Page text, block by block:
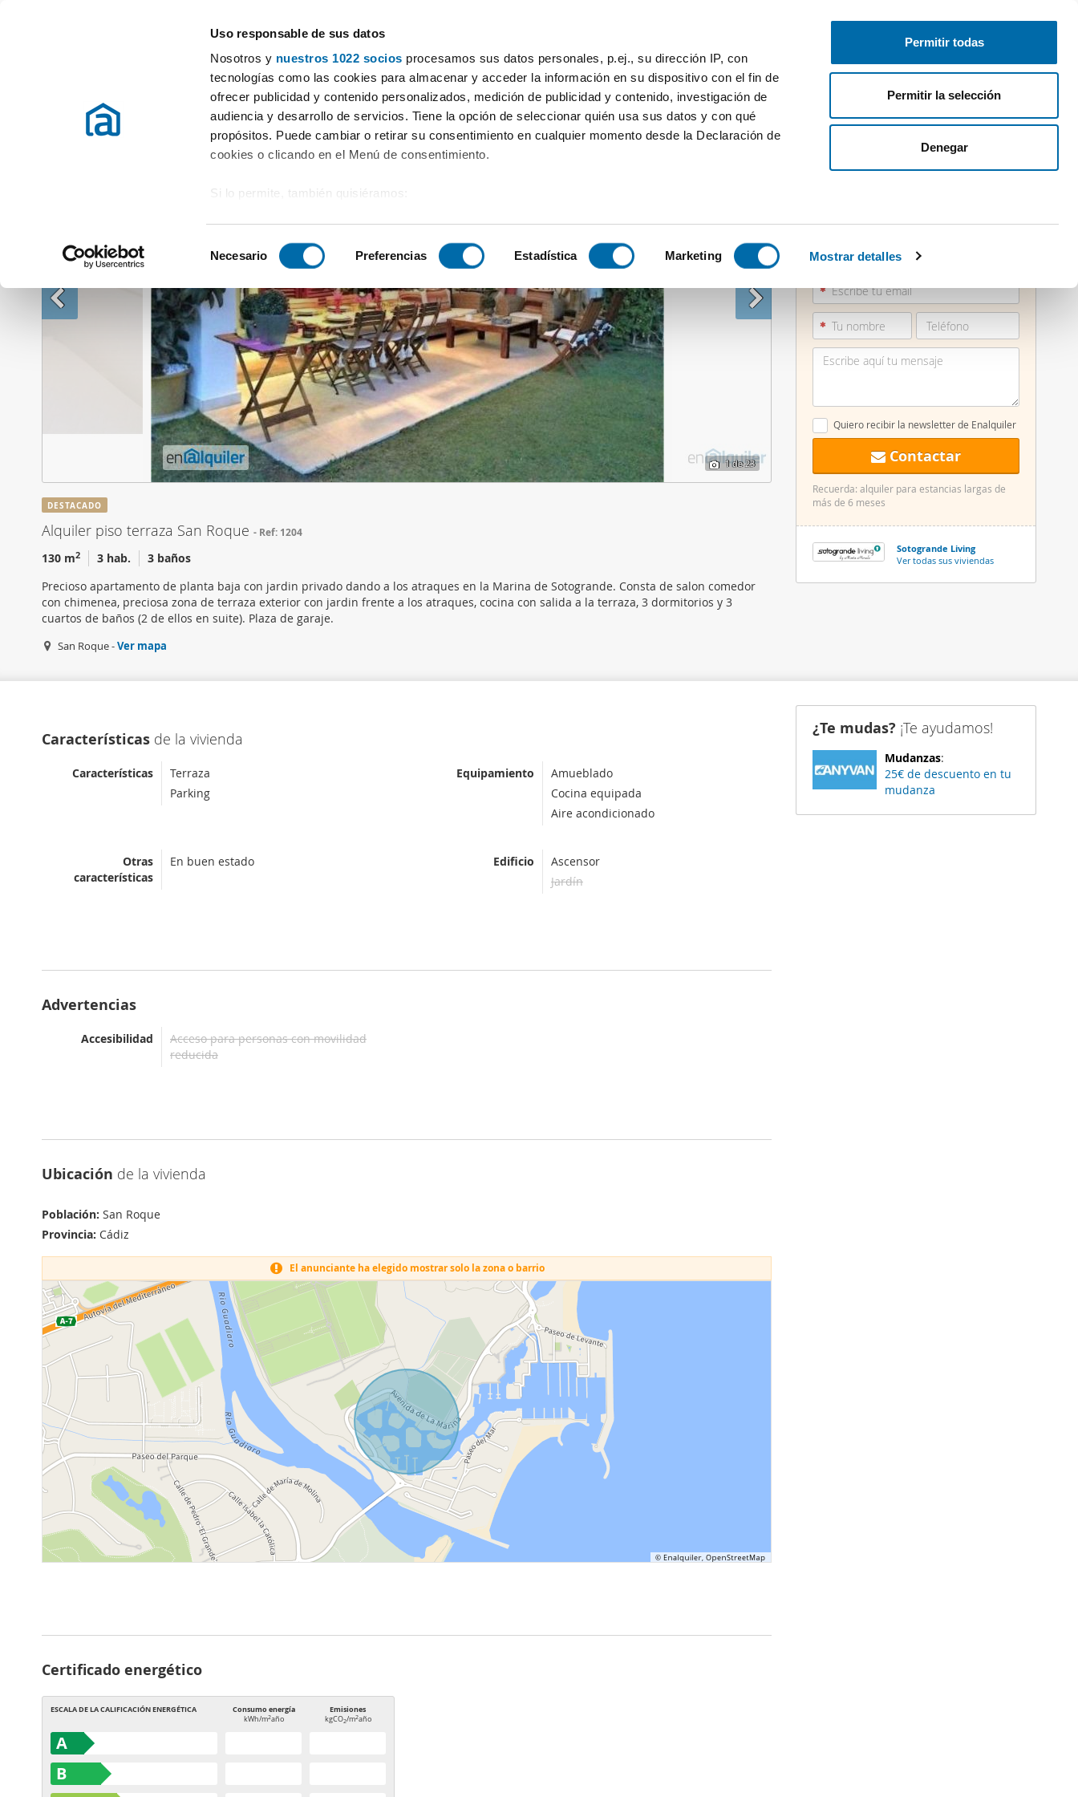
Uso responsable de sus datos
Nosotros y nuestros 1022 socios procesamos sus datos personales, p.ej., su dirección IP, con
tecnologías como las cookies para almacenar y acceder la información en su dispositivo con el fin de
ofrecer publicidad y contenido personalizados, medición de publicidad y contenido, investigación de
audiencia y desarrollo de servicios. Tiene la opción de seleccionar quién usa sus datos y con qué
propósitos. Puede cambiar o retirar su consentimiento en cualquier momento desde la Declaración de
cookies o clicando en el Menú de consentimiento.
Si lo permite, también quisiéramos:
Identificar su dispositivo analizándolo activamente para buscar características específicas (huellas
Obtenga más información sobre cómo se procesan sus datos personales y establezca sus
preferencias en lasección de datos. Puede cambiar o retirar su consentimiento en cualquier momento
en la Declaración de cookies.
Las cookies de este sitio web se usan para personalizar el contenido y los anuncios, ofrecer funciones
de redes sociales y analizar el tráfico. Además, compartimos información sobre el uso que haga del
sitio web con nuestros partners de redes sociales, publicidad y análisis web, quienes pueden
combinarla con otra información que les haya proporcionado o que hayan recopilado a partir del uso
que haya hecho de sus servicios.
e
e
c
n
d
e
c
o
e
i
m
Necesario Preferencias Estadística Marketing Mostrar detalles
Permitir todas
Permitir la selección
Denegar
Publica gratis Inicia sesión
Alquiler Pisos San roque Alquiler piso terraza San Roque
1de 23
856 00... Ver teléfono
Quiero recibir la newsletter de Enalquiler
Contactar
Recuerda: alquiler para estancias largas de
más de 6 meses
Sotogrande Living
Ver todas sus viviendas
DESTACADO
Alquiler piso terraza San Roque Ref: 1204
130 m2 3 hab.
3 baños
Precioso apartamento de planta baja con jardin privado dando a los atraques en la Marina de Sotogrande. Consta de salon comedor
con chimenea, preciosa zona de terraza exterior con jardin frente a los atraques, cocina con salida a la terraza, 3 dormitorios y 3
cuartos de baños (2 de ellos en suite). Plaza de garaje.
San Roque -Ver mapa
Características de la vivienda
Características
Terraza
Parking
Equipamiento
Amueblado
Cocina equipada
Aire acondicionado
Otras
características
En buen estado Edificio
Ascensor
Jardín
Advertencias
Accesibilidad
Acceso para personas con movilidad
reducida
Ubicación de la vivienda
Población: San Roque
Provincia: Cádiz
El anunciante ha elegido mostrar solo la zona o barrio
Certificado energético
ESCALA DE LA CALIFICACIÓN ENERGÉTICA Consumo energía
kWh/m2año
Emisiones
kgCO2/m2año
A
B
¿Te mudas? ¡Te ayudamos!
Mudanzas:
25€ de descuento en tu
mudanza